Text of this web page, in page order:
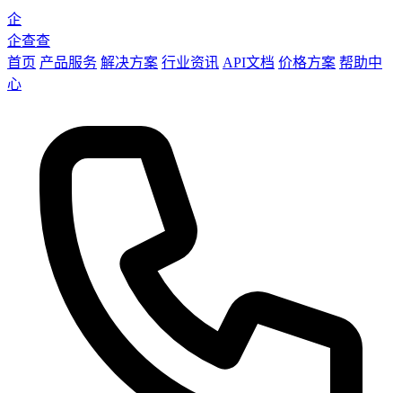
企
企查查
首页 产品服务 解决方案 行业资讯 API文档 价格方案 帮助中
心